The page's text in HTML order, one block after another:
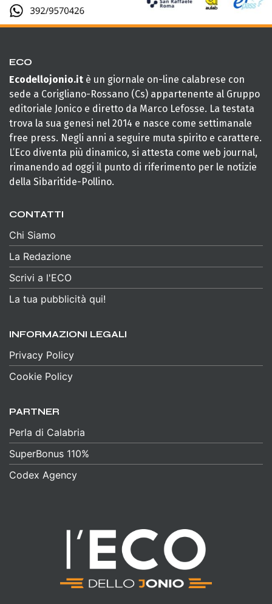
ECO
Ecodellojonio.it è un giornale on-line calabrese con
sede a Corigliano-Rossano (Cs) appartenente al Gruppo
editoriale Jonico e diretto da Marco Lefosse. La testata
trova la sua genesi nel 2014 e nasce come settimanale
free press. Negli anni a seguire muta spirito e carattere.
L’Eco diventa più dinamico, si attesta come web journal,
rimanendo ad oggi il punto di riferimento per le notizie
della Sibaritide-Pollino.
CONTATTI
Chi Siamo
La Redazione
Scrivi a l'ECO
La tua pubblicità qui!
INFORMAZIONI LEGALI
Privacy Policy
Cookie Policy
PARTNER
Perla di Calabria
SuperBonus 110%
Codex Agency